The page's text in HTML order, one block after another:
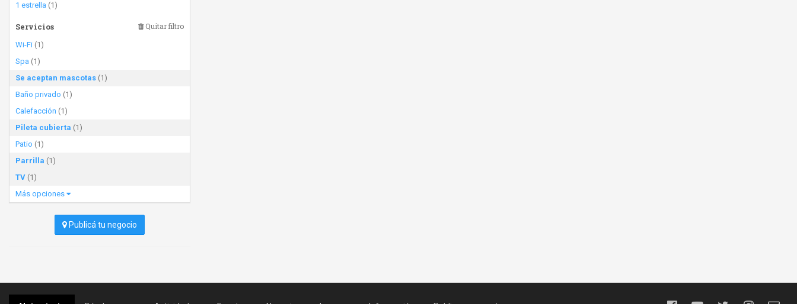
1 estrella (1)
Servicios Quitar filtro
Wi-Fi (1)
Spa (1)
Se aceptan mascotas (1)
Baño privado (1)
Calefacción (1)
Pileta cubierta (1)
Patio (1)
Parrilla (1)
TV (1)
Más opciones
Publicá tu negocio